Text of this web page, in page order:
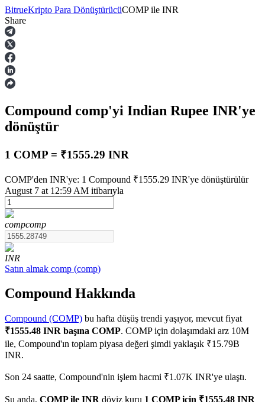
Vadeli İşlemler
USDT Vadeli İşlemleri
Teminat olarak USDT kullanan vadeli işlemler
COIN-M Vadeli İşlemleri
Kripto Para Vadeli İşlemleri
TradFi
BitrueKripto Para DönüştürücüCOMP ile INR
Share
Compound comp'yi Indian Rupee INR'ye
dönüştür
1 COMP = ₹1555.29 INR
COMP'den INR'ye: 1 Compound ₹1555.29 INR'ye dönüştürülür
August 7 at 12:59 AM itibarıyla
compcomp
INR
Satın almak comp (comp)
Compound Hakkında
Compound (COMP) bu hafta düşüş trendi yaşıyor, mevcut fiyat
₹1555.48 INR başına COMP. COMP için dolaşımdaki arz 10M
ile, Compound'ın toplam piyasa değeri şimdi yaklaşık ₹15.79B
INR.
Son 24 saatte, Compound'nin işlem hacmi ₹1.07K INR'ye ulaştı.
Şu anda, COMP ile INR döviz kuru 1 COMP için ₹1555.48 INR